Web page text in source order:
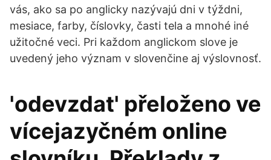
vás, ako sa po anglicky nazývajú dni v týždni,
mesiace, farby, číslovky, časti tela a mnohé iné
užitočné veci. Pri každom anglickom slove je
uvedený jeho význam v slovenčine aj výslovnosť.
'odevzdat' přeloženo ve
vícejazyčném online